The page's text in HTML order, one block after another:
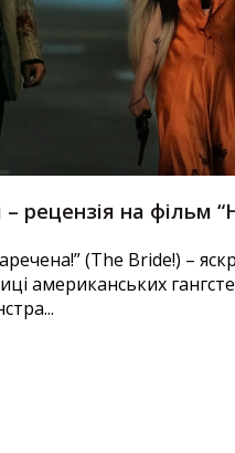
рецензія на фільм
(The Bride!) –
американських